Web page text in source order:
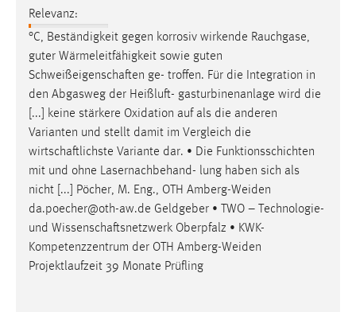
Relevanz:
°C, Beständigkeit gegen korrosiv wirkende Rauchgase,
guter Wärmeleitfähigkeit sowie guten
Schweißeigenschaften ge- troffen. Für die Integration in
den Abgasweg der Heißluft- gasturbinenanlage wird die
[...] keine stärkere Oxidation auf als die anderen
Varianten und stellt damit im Vergleich die
wirtschaftlichste Variante dar. • Die Funktionsschichten
mit und ohne Lasernachbehand- lung haben sich als
nicht [...] Pöcher, M. Eng., OTH Amberg-Weiden
da.poecher@oth-aw.de Geldgeber • TWO – Technologie-
und Wissenschaftsnetzwerk Oberpfalz • KWK-
Kompetenzzentrum der OTH Amberg-Weiden
Projektlaufzeit 39 Monate Prüfling
Zweck:
Wird benötigt um die Chatfunktion nutzen zu können.
Cookie Laufzeit:
MibewSessionID, mibew-chat-frame-style-
5e9dbeb1811c0446 = Sitzungslaufzeit, mibew_locale = 3
Jahre, MIBEW_UserID = 1 Jahr
Login
Name:
fe_user, be_user, be_lastLoginProvider
Zweck:
Dieser Cookie ist notwendig um sich an der Website
einloggen zu können.